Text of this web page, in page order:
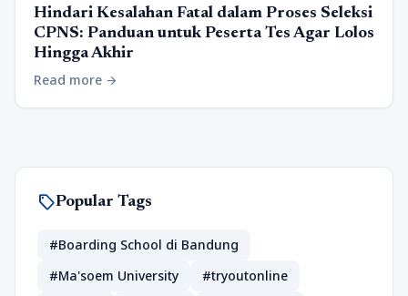
Hindari Kesalahan Fatal dalam Proses Seleksi
CPNS: Panduan untuk Peserta Tes Agar Lolos
Hingga Akhir
Read more arrow_forward
sellPopular Tags
#Boarding School di Bandung
#Ma'soem University
#tryoutonline